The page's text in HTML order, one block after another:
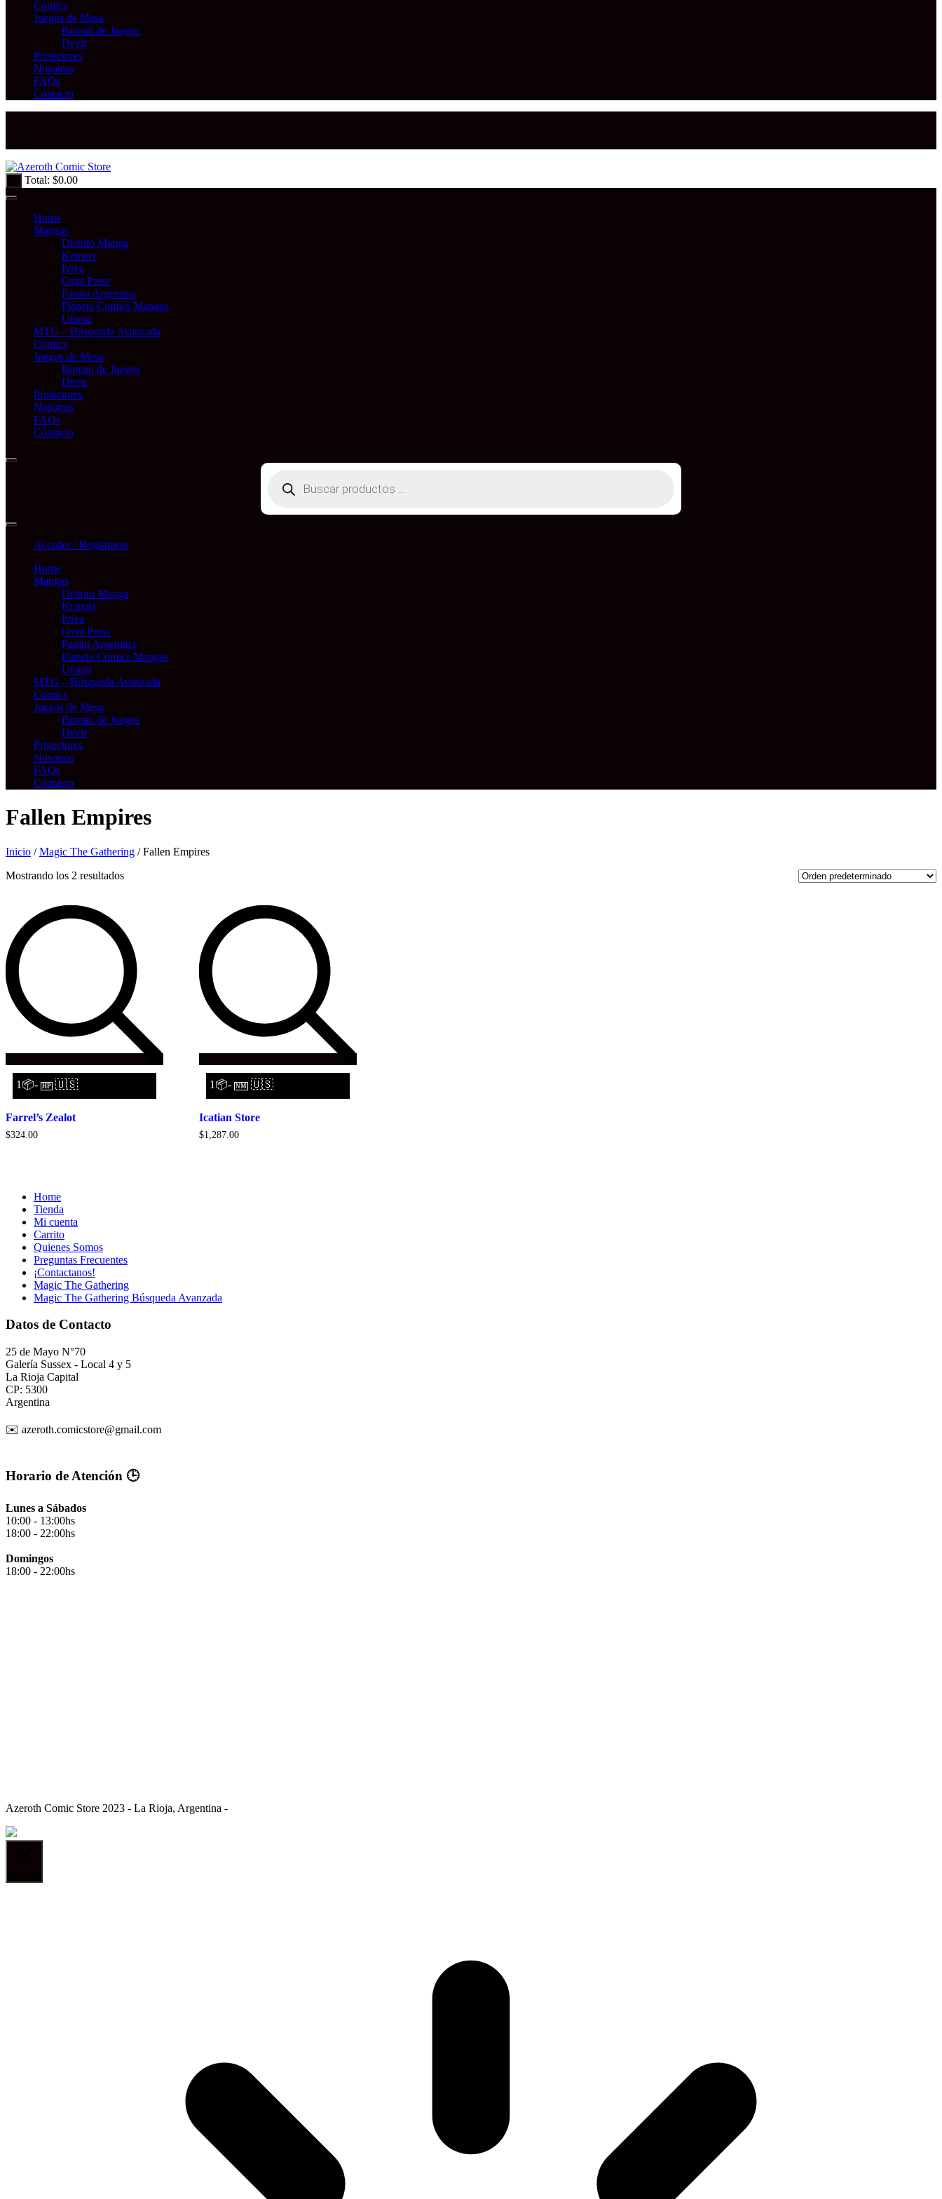
Comics
Juegos de Mesa
Bureau de Juegos
Devir
Protectores
Nosotros
FAQs
Contacto
Total: $0.00
Home
Mangas
Distrito Manga
Kemuri
Ivrea
Ovni Press
Panini Argentina
Planeta Comics Mangas
Utopia
MTG – Búsqueda Avanzada
Comics
Juegos de Mesa
Bureau de Juegos
Devir
Protectores
Nosotros
FAQs
Contacto
productos
Acceder / Registrarse
Home
Mangas
Distrito Manga
Kemuri
Ivrea
Ovni Press
Panini Argentina
Planeta Comics Mangas
Utopia
MTG – Búsqueda Avanzada
Comics
Juegos de Mesa
Bureau de Juegos
Devir
Protectores
Nosotros
FAQs
Contacto
Fallen Empires
Inicio /Magic The Gathering / Fallen Empires
Mostrando los 2 resultados
1📦- HP 🇺🇸
Farrel’s Zealot
$324.00
1📦- NM 🇺🇸
Icatian Store
$1,287.00
Home
Tienda
Mi cuenta
Carrito
Quienes Somos
Preguntas Frecuentes
¡Contactanos!
Magic The Gathering
Magic The Gathering Búsqueda Avanzada
Datos de Contacto
25 de Mayo N°70
Galería Sussex - Local 4 y 5
La Rioja Capital
CP: 5300
Argentina
✉️ azeroth.comicstore@gmail.com
Horario de Atención 🕒
Lunes a Sábados
10:00 - 13:00hs
18:00 - 22:00hs
Domingos
18:00 - 22:00hs
Azeroth Comic Store 2023 - La Rioja, Argentina -